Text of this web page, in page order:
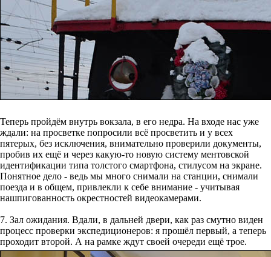
Теперь пройдём внутрь вокзала, в его недра. На входе нас уже
ждали: на просветке попросили всё просветить и у всех
пятерых, без исключения, внимательно проверили документы,
пробив их ещё и через какую-то новую систему ментовской
идентификации типа толстого смартфона, стилусом на экране.
Понятное дело - ведь мы много снимали на станции, снимали
поезда и в общем, привлекли к себе внимание - учитывая
нашпигованность окрестностей видеокамерами.
7. Зал ожидания. Вдали, в дальней двери, как раз смутно виден
процесс проверки экспедиционеров: я прошёл первый, а теперь
проходит второй. А на рамке ждут своей очереди ещё трое.